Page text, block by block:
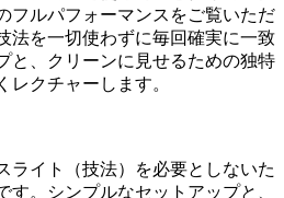
フルパフォーマンスをご覧いただ
法を一切使わずに毎回確実に一致
と、クリーンに見せるための独特
レクチャーします。
ライト（技法）を必要としないた
す。シンプルなセットアップと、